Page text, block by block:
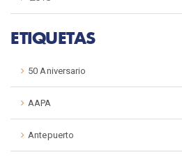
ETIQUETAS
50 Aniversario
AAPA
Antepuerto